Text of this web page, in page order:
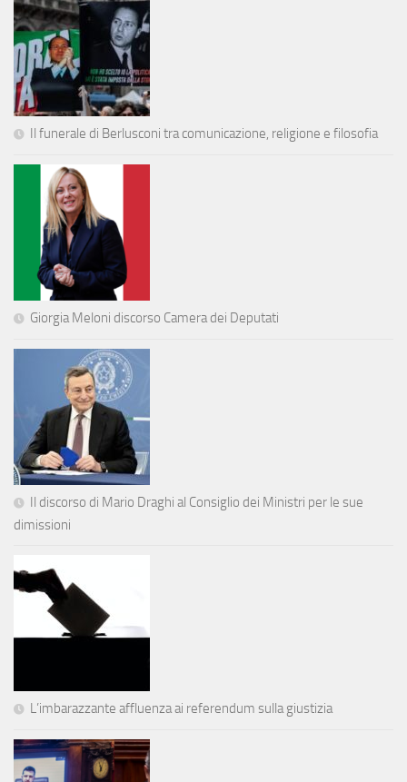
Il funerale di Berlusconi tra comunicazione, religione e filosofia
Giorgia Meloni discorso Camera dei Deputati
Il discorso di Mario Draghi al Consiglio dei Ministri per le sue
dimissioni
L’imbarazzante affluenza ai referendum sulla giustizia